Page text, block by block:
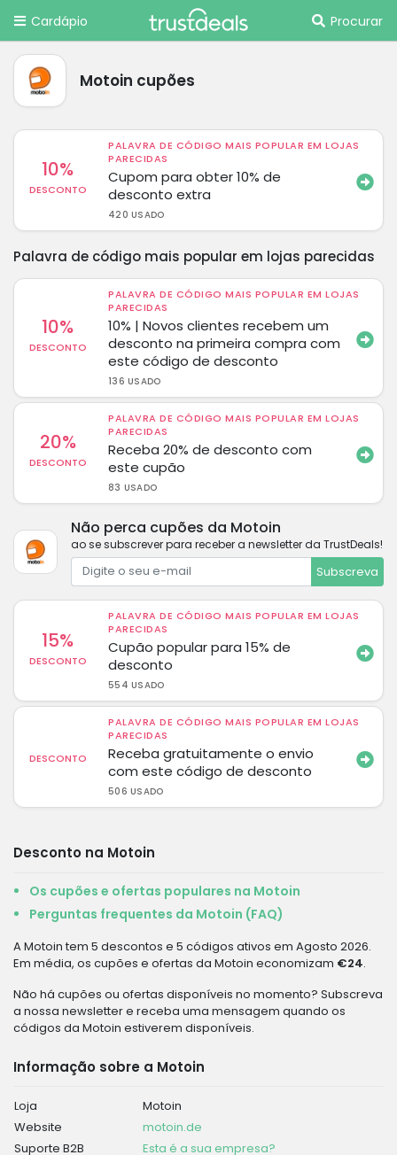
Cardápio Procurar
Motoin cupões
10%
DESCONTO
PALAVRA DE CÓDIGO MAIS POPULAR EM LOJAS
PARECIDAS
Cupom para obter 10% de
desconto extra
420 USADO
Palavra de código mais popular em lojas parecidas
10%
DESCONTO
PALAVRA DE CÓDIGO MAIS POPULAR EM LOJAS
PARECIDAS
10% | Novos clientes recebem um
desconto na primeira compra com
este código de desconto
136 USADO
20%
DESCONTO
PALAVRA DE CÓDIGO MAIS POPULAR EM LOJAS
PARECIDAS
Receba 20% de desconto com
este cupão
83 USADO
Não perca cupões da Motoin
ao se subscrever para receber a newsletter da TrustDeals!
Subscreva
15%
DESCONTO
PALAVRA DE CÓDIGO MAIS POPULAR EM LOJAS
PARECIDAS
Cupão popular para 15% de
desconto
554 USADO
DESCONTO
PALAVRA DE CÓDIGO MAIS POPULAR EM LOJAS
PARECIDAS
Receba gratuitamente o envio
com este código de desconto
506 USADO
Desconto na Motoin
Os cupões e ofertas populares na Motoin
Perguntas frequentes da Motoin (FAQ)
A Motoin tem 5 descontos e 5 códigos ativos em Agosto 2026.
Em média, os cupões e ofertas da Motoin economizam €24.
Não há cupões ou ofertas disponíveis no momento? Subscreva
a nossa newsletter e receba uma mensagem quando os
códigos da Motoin estiverem disponíveis.
Informação sobre a Motoin
Loja
Motoin
Website
motoin.de
Suporte B2B
Esta é a sua empresa?